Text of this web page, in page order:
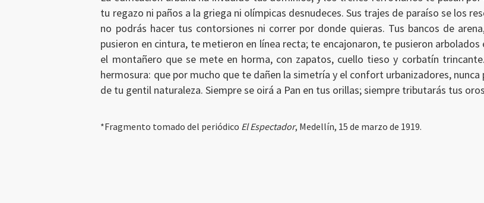
tu regazo ni paños a la griega ni olímpicas desnudeces. Sus trajes de paraíso se los
no podrás hacer tus contorsiones ni correr por donde quieras. Tus bancos de
pusieron en cintura, te metieron en línea recta; te encajonaron, te pusieron
el montañero que se mete en horma, con zapatos, cuello tieso y corbatín
hermosura: que por mucho que te dañen la simetría y el confort urbanizadores,
de tu gentil naturaleza. Siempre se oirá a Pan en tus orillas; siempre tributarás tus
*Fragmento tomado del periódico El Espectador, Medellín, 15 de marzo de 1919.